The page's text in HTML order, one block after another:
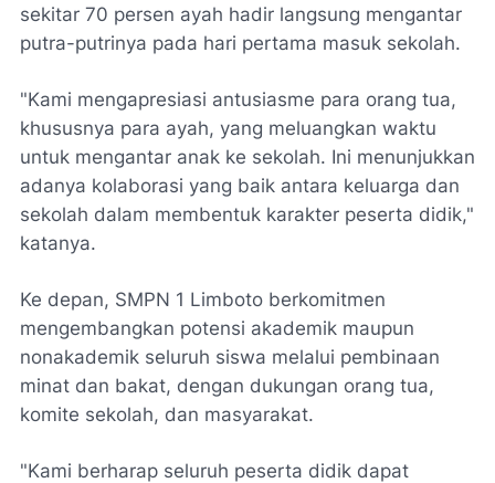
sekitar 70 persen ayah hadir langsung mengantar
putra-putrinya pada hari pertama masuk sekolah.
"Kami mengapresiasi antusiasme para orang tua,
khususnya para ayah, yang meluangkan waktu
untuk mengantar anak ke sekolah. Ini menunjukkan
adanya kolaborasi yang baik antara keluarga dan
sekolah dalam membentuk karakter peserta didik,"
katanya.
Ke depan, SMPN 1 Limboto berkomitmen
mengembangkan potensi akademik maupun
nonakademik seluruh siswa melalui pembinaan
minat dan bakat, dengan dukungan orang tua,
komite sekolah, dan masyarakat.
"Kami berharap seluruh peserta didik dapat